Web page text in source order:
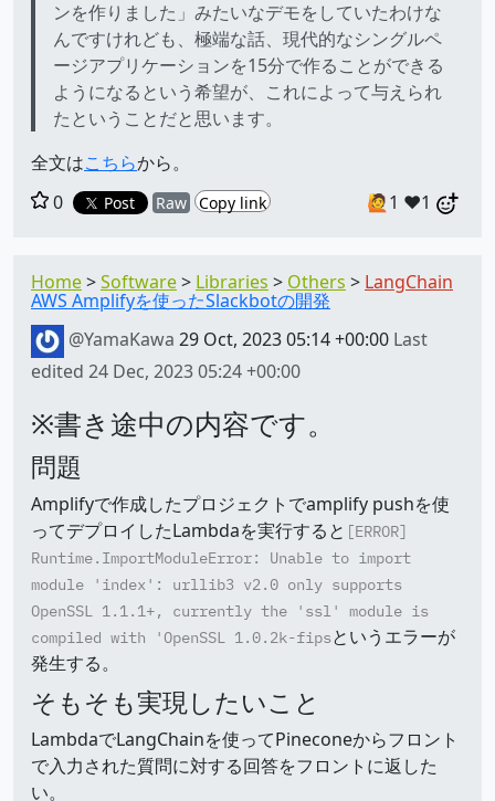
ンを作りました」みたいなデモをしていたわけな
んですけれども、極端な話、現代的なシングルペ
ージアプリケーションを15分で作ることができる
ようになるという希望が、これによって与えられ
たということだと思います。
全文はこちらから。
0
Post Raw Copy link 🙋1 ❤️1
Home Software Libraries Others LangChain
AWS Amplifyを使ったSlackbotの開発
@YamaKawa 29 Oct, 2023 05:14 +00:00 Last
edited 24 Dec, 2023 05:24 +00:00
※書き途中の内容です。
問題
Amplifyで作成したプロジェクトでamplify pushを使
ってデプロイしたLambdaを実行すると [ERROR]
Runtime.ImportModuleError: Unable to import
module 'index': urllib3 v2.0 only supports
OpenSSL 1.1.1+, currently the 'ssl' module is
compiled with 'OpenSSL 1.0.2k-fipsというエラーが
発生する。
そもそも実現したいこと
LambdaでLangChainを使ってPineconeからフロント
で入力された質問に対する回答をフロントに返した
い。